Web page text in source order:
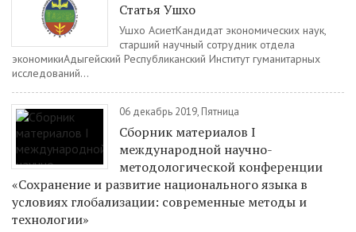
Статья Ушхо
Ушхо АсиетКандидат экономических наук,
старший научный сотрудник отдела
экономикиАдыгейский Республиканский Институт гуманитарных
исследований...
06 декабрь 2019, Пятница
Сборник материалов I
международной научно-
методологической конференции
«Сохранение и развитие национального языка в
условиях глобализации: современные методы и
технологии»